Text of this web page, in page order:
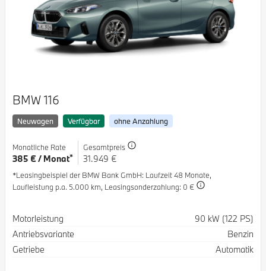
BMW 116
Neuwagen Verfügbar ohne Anzahlung
Monatliche Rate
385 € / Monat*
Gesamtpreis
31.949 €
*Leasingbeispiel der BMW Bank GmbH: Laufzeit 48 Monate,
Laufleistung p.a. 5.000 km, Leasingsonderzahlung: 0 €
Spezifikation
Motorleistung
90 kW (122 PS)
Antriebsvariante
Benzin
Getriebe
Automatik